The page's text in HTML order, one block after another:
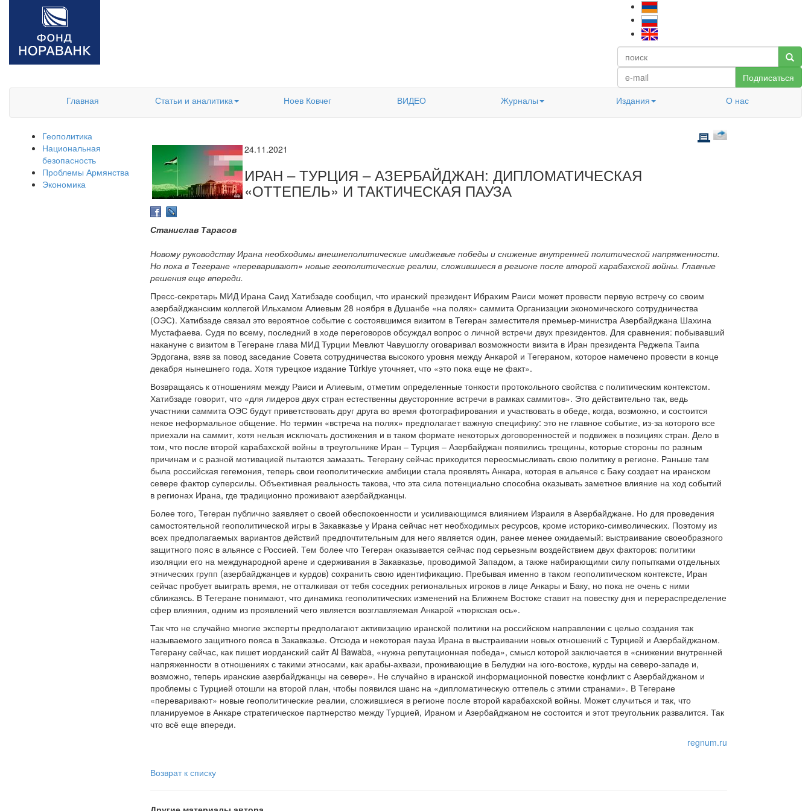
Подписаться
Главная
Статьи и аналитика Ноев Ковчег ВИДЕО Журналы Издания О нас
Геополитика
Национальная
безопасность
Проблемы Армянства
Экономика
24.11.2021
ИРАН – ТУРЦИЯ – АЗЕРБАЙДЖАН: ДИПЛОМАТИЧЕСКАЯ
«ОТТЕПЕЛЬ» И ТАКТИЧЕСКАЯ ПАУЗА
Станислав Тарасов
Новому руководству Ирана необходимы внешнеполитические имиджевые победы и снижение внутренней политической напряженности.
Но пока в Тегеране «переваривают» новые геополитические реалии, сложившиеся в регионе после второй карабахской войны. Главные
решения еще впереди.
Пресс-секретарь МИД Ирана Саид Хатибзаде сообщил, что иранский президент Ибрахим Раиси может провести первую встречу со своим
азербайджанским коллегой Ильхамом Алиевым 28 ноября в Душанбе «на полях» саммита Организации экономического сотрудничества
(ОЭС). Хатибзаде связал это вероятное событие с состоявшимся визитом в Тегеран заместителя премьер-министра Азербайджана Шахина
Мустафаева. Судя по всему, последний в ходе переговоров обсуждал вопрос о личной встречи двух президентов. Для сравнения: побывавший
накануне с визитом в Тегеране глава МИД Турции Мевлют Чавушоглу оговаривал возможности визита в Иран президента Реджепа Таипа
Эрдогана, взяв за повод заседание Совета сотрудничества высокого уровня между Анкарой и Тегераном, которое намечено провести в конце
декабря нынешнего года. Хотя турецкое издание Türkiye уточняет, что «это пока еще не факт».
Возвращаясь к отношениям между Раиси и Алиевым, отметим определенные тонкости протокольного свойства с политическим контекстом.
Хатибзаде говорит, что «для лидеров двух стран естественны двусторонние встречи в рамках саммитов». Это действительно так, ведь
участники саммита ОЭС будут приветствовать друг друга во время фотографирования и участвовать в обеде, когда, возможно, и состоится
некое неформальное общение. Но термин «встреча на полях» предполагает важную специфику: это не главное событие, из-за которого все
приехали на саммит, хотя нельзя исключать достижения и в таком формате некоторых договоренностей и подвижек в позициях стран. Дело в
том, что после второй карабахской войны в треугольнике Иран – Турция – Азербайджан появились трещины, которые стороны по разным
причинам и с разной мотивацией пытаются замазать. Тегерану сейчас приходится переосмысливать свою политику в регионе. Раньше там
была российская гегемония, теперь свои геополитические амбиции стала проявлять Анкара, которая в альянсе с Баку создает на иранском
севере фактор суперсилы. Объективная реальность такова, что эта сила потенциально способна оказывать заметное влияние на ход событий
в регионах Ирана, где традиционно проживают азербайджанцы.
Более того, Тегеран публично заявляет о своей обеспокоенности и усиливающимся влиянием Израиля в Азербайджане. Но для проведения
самостоятельной геополитической игры в Закавказье у Ирана сейчас нет необходимых ресурсов, кроме историко-символических. Поэтому из
всех предполагаемых вариантов действий предпочтительным для него является один, ранее менее ожидаемый: выстраивание своеобразного
защитного пояс в альянсе с Россией. Тем более что Тегеран оказывается сейчас под серьезным воздействием двух факторов: политики
изоляции его на международной арене и сдерживания в Закавказье, проводимой Западом, а также набирающими силу попытками отдельных
этнических групп (азербайджанцев и курдов) сохранить свою идентификацию. Пребывая именно в таком геополитическом контексте, Иран
сейчас пробует выиграть время, не отталкивая от тебя соседних региональных игроков в лице Анкары и Баку, но пока не очень с ними
сближаясь. В Тегеране понимают, что динамика геополитических изменений на Ближнем Востоке ставит на повестку дня и перераспределение
сфер влияния, одним из проявлений чего является возглавляемая Анкарой «тюркская ось».
Так что не случайно многие эксперты предполагают активизацию иранской политики на российском направлении с целью создания так
называемого защитного пояса в Закавказье. Отсюда и некоторая пауза Ирана в выстраивании новых отношений с Турцией и Азербайджаном.
Тегерану сейчас, как пишет иорданский сайт Al Bawaba, «нужна репутационная победа», смысл которой заключается в «снижении внутренней
напряженности в отношениях с такими этносами, как арабы-ахвази, проживающие в Белуджи на юго-востоке, курды на северо-западе и,
возможно, теперь иранские азербайджанцы на севере». Не случайно в иранской информационной повестке конфликт с Азербайджаном и
проблемы с Турцией отошли на второй план, чтобы появился шанс на «дипломатическую оттепель с этими странами». В Тегеране
«переваривают» новые геополитические реалии, сложившиеся в регионе после второй карабахской войны. Может случиться и так, что
планируемое в Анкаре стратегическое партнерство между Турцией, Ираном и Азербайджаном не состоится и этот треугольник развалится. Так
что всё еще впереди.
regnum.ru
Возврат к списку